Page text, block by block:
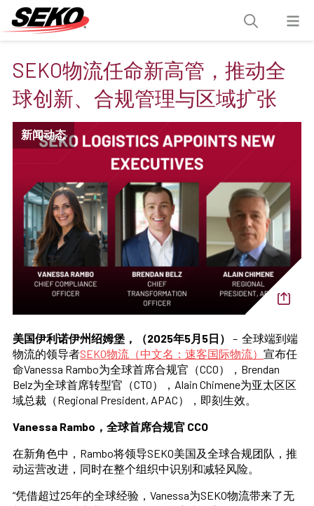
SEKO物流任命新高管，推动全
球创新、合规管理与区域扩张
新闻动态
美国伊利诺伊州绍姆堡，（2025年5月5日）
– 全球端到端
物流的领导者SEKO物流（中文名：速客国际物流） 宣布任
命Vanessa Rambo为全球首席合规官（CCO），Brendan
Belz为全球首席转型官（CTO），Alain Chimene为亚太区区
域总裁（Regional President, APAC），即刻生效。
Vanessa Rambo，全球首席合规官 CCO
在新角色中，Rambo将领导SEKO美国及全球合规团队，推
动运营改进，同时在整个组织中识别和减轻风险。
“凭借超过25年的全球经验，Vanessa为SEKO物流带来了无